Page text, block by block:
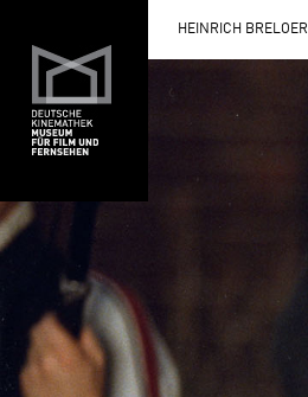
HEINRICH BRELOER